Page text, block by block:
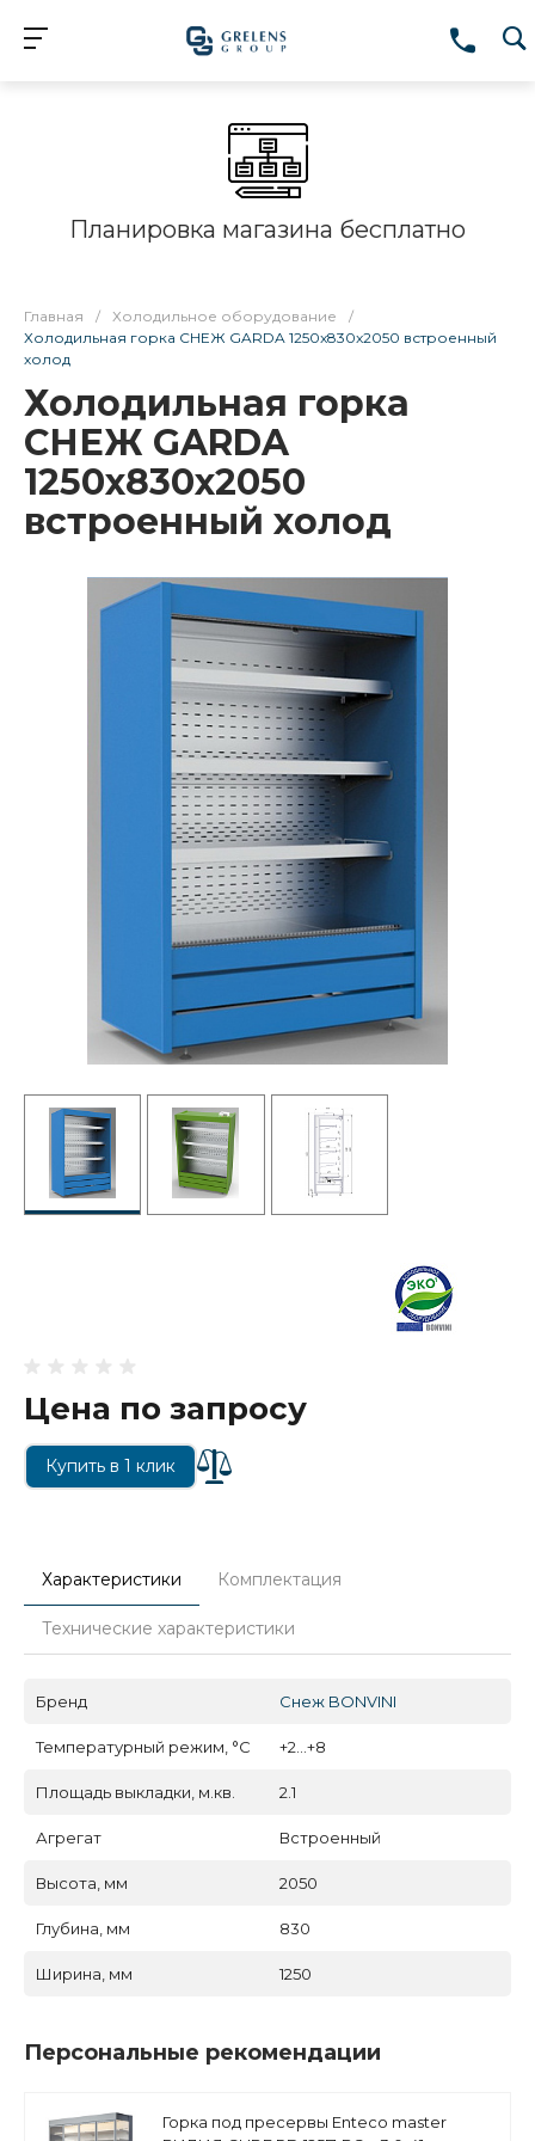
Планировка магазина бесплатно
Главная / Холодильное оборудование
/
Холодильная горка СНЕЖ GARDA 1250x830x2050 встроенный
холод
Холодильная горка
СНЕЖ GARDA
1250x830x2050
встроенный холод
Цена по запросу
Купить в 1 клик
Характеристики Комплектация
Технические характеристики
Бренд Снеж BONVINI
Температурный режим, °C +2...+8
Площадь выкладки, м.кв. 2.1
Агрегат Встроенный
Высота, мм 2050
Глубина, мм 830
Ширина, мм 1250
Персональные рекомендации
Горка под пресервы Enteco master